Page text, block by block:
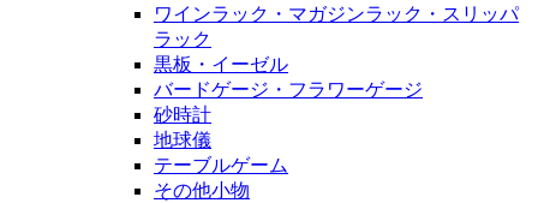
ワインラック・マガジンラック・スリッパ
ラック
黒板・イーゼル
バードゲージ・フラワーゲージ
砂時計
地球儀
テーブルゲーム
その他小物